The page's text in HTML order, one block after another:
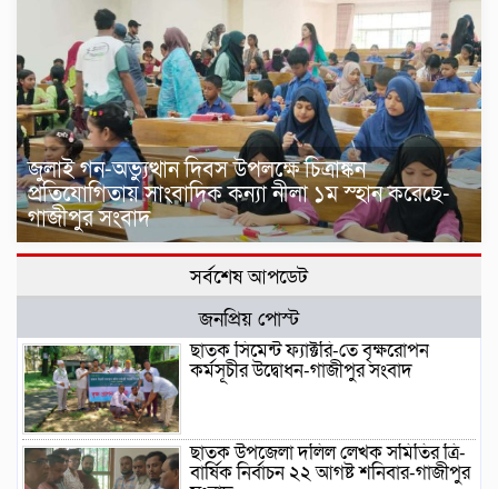
জুলাই গন-অভ্যুত্থান দিবস উপলক্ষে চিত্রাঙ্কন
প্রতিযোগিতায় সাংবাদিক কন্যা নীলা ১ম স্হান করেছে-
গাজীপুর সংবাদ
সর্বশেষ আপডেট
জনপ্রিয় পোস্ট
ছাতক সিমেন্ট ফ্যাক্টরি-তে বৃক্ষরোপন
কর্মসূচীর উদ্বোধন-গাজীপুর সংবাদ
ছাতক উপজেলা দলিল লেখক সমিতির ত্রি-
বার্ষিক নির্বাচন ২২ আগষ্ট শনিবার-গাজীপুর